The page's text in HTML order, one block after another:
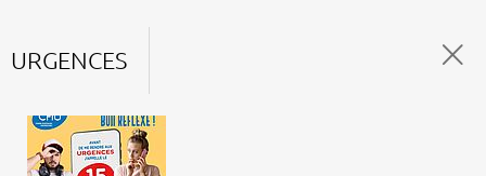
URGENCES